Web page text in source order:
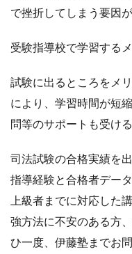
で挫折してしまう要因
受験指導校で学習する
試験に出るところをメ
により、学習時間が短
問等のサポートも受け
司法試験の合格実績を
指導経験と合格者デー
上級者までに対応した
強方法に不安のある方
ひ一度、伊藤塾までお